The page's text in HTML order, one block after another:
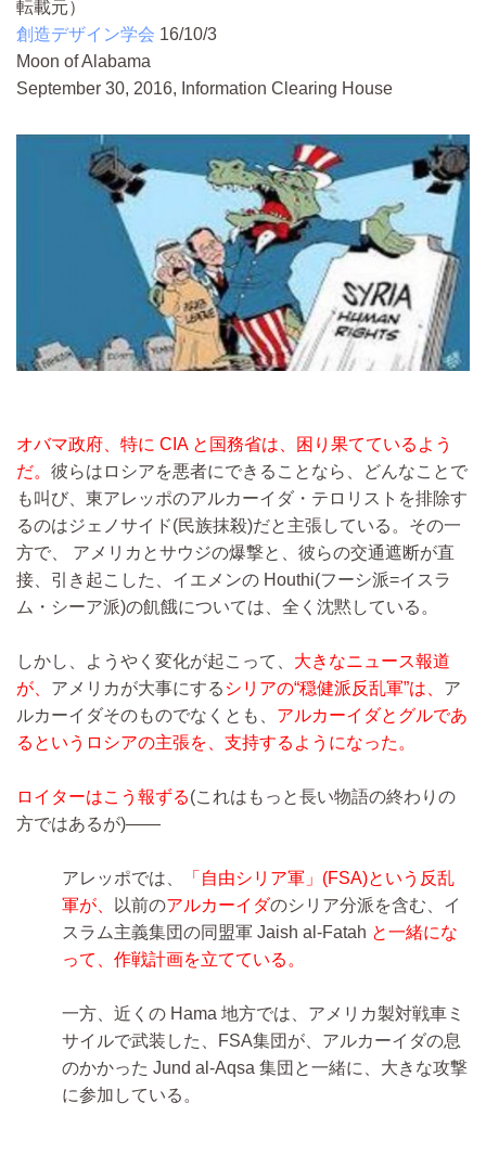
転載元）
創造デザイン学会 16/10/3
Moon of Alabama
September 30, 2016, Information Clearing House
オバマ政府、特に CIA と国務省は、困り果てているよう
だ。 彼らはロシアを悪者にできることなら、どんなことで
も叫び、東アレッポのアルカーイダ・テロリストを排除す
るのはジェノサイド(民族抹殺)だと主張している。その一
方で、 アメリカとサウジの爆撃と、彼らの交通遮断が直
接、引き起こした、イエメンの Houthi(フーシ派=イスラ
ム・シーア派)の飢餓については、全く沈黙している。
しかし、ようやく変化が起こって、 大きなニュース報道
が、 アメリカが大事にする シリアの“穏健派反乱軍”は、 ア
ルカーイダそのものでなくとも、 アルカーイダとグルであ
るというロシアの主張を、支持するようになった。
ロイターはこう報ずる(これはもっと長い物語の終わりの
方ではあるが)――
アレッポでは、
「自由シリア軍」(FSA)という反乱
軍が、
以前のアルカーイダのシリア分派を含む、イ
スラム主義集団の同盟軍 Jaish al-Fatah と一緒にな
って、作戦計画を立てている。
一方、近くの Hama 地方では、アメリカ製対戦車ミ
サイルで武装した、FSA集団が、アルカーイダの息
のかかった Jund al-Aqsa 集団と一緒に、大きな攻撃
に参加している。